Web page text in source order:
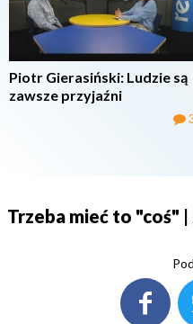
Piotr Gierasiński: Ludzie są
zawsze przyjaźni
Trzeba mieć to "coś"